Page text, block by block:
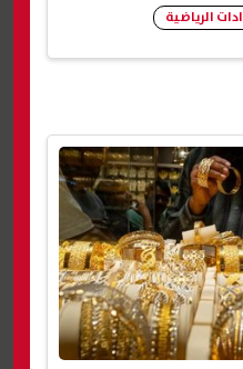
الرياضية